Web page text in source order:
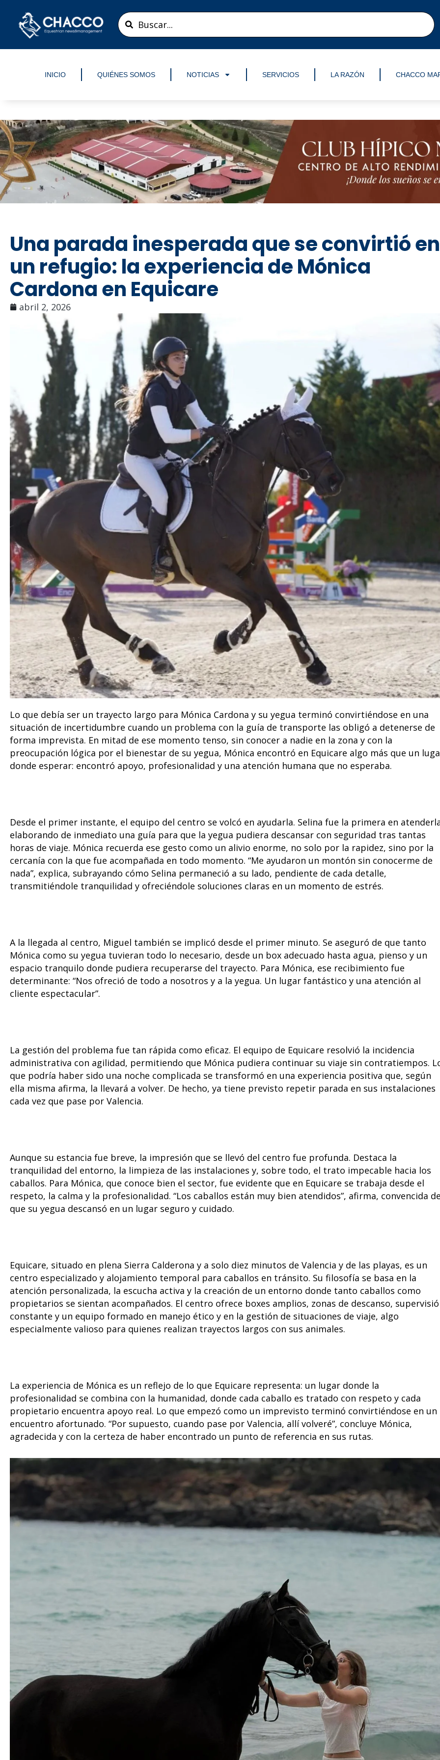
contenido
Search
...
INICIO QUIÉNES SOMOS NOTICIAS SERVICIOS LA RAZÓN CHACCO
Una parada inesperada que se convirtió en
un refugio: la experiencia de Mónica
Cardona en Equicare
abril 2, 2026
Lo que debía ser un trayecto largo para Mónica Cardona y su yegua terminó convirtiéndose en una
situación de incertidumbre cuando un problema con la guía de transporte las obligó a detenerse de
forma imprevista. En mitad de ese momento tenso, sin conocer a nadie en la zona y con la
preocupación lógica por el bienestar de su yegua, Mónica encontró en Equicare algo más que un
donde esperar: encontró apoyo, profesionalidad y una atención humana que no esperaba.
Desde el primer instante, el equipo del centro se volcó en ayudarla. Selina fue la primera en
elaborando de inmediato una guía para que la yegua pudiera descansar con seguridad tras tantas
horas de viaje. Mónica recuerda ese gesto como un alivio enorme, no solo por la rapidez, sino por la
cercanía con la que fue acompañada en todo momento. “Me ayudaron un montón sin conocerme de
nada”, explica, subrayando cómo Selina permaneció a su lado, pendiente de cada detalle,
transmitiéndole tranquilidad y ofreciéndole soluciones claras en un momento de estrés.
A la llegada al centro, Miguel también se implicó desde el primer minuto. Se aseguró de que tanto
Mónica como su yegua tuvieran todo lo necesario, desde un box adecuado hasta agua, pienso y un
espacio tranquilo donde pudiera recuperarse del trayecto. Para Mónica, ese recibimiento fue
determinante: “Nos ofreció de todo a nosotros y a la yegua. Un lugar fantástico y una atención al
cliente espectacular”.
La gestión del problema fue tan rápida como eficaz. El equipo de Equicare resolvió la incidencia
administrativa con agilidad, permitiendo que Mónica pudiera continuar su viaje sin contratiempos.
que podría haber sido una noche complicada se transformó en una experiencia positiva que, según
ella misma afirma, la llevará a volver. De hecho, ya tiene previsto repetir parada en sus instalaciones
cada vez que pase por Valencia.
Aunque su estancia fue breve, la impresión que se llevó del centro fue profunda. Destaca la
tranquilidad del entorno, la limpieza de las instalaciones y, sobre todo, el trato impecable hacia los
caballos. Para Mónica, que conoce bien el sector, fue evidente que en Equicare se trabaja desde el
respeto, la calma y la profesionalidad. “Los caballos están muy bien atendidos”, afirma, convencida
que su yegua descansó en un lugar seguro y cuidado.
Equicare, situado en plena Sierra Calderona y a solo diez minutos de Valencia y de las playas, es un
centro especializado y alojamiento temporal para caballos en tránsito. Su filosofía se basa en la
atención personalizada, la escucha activa y la creación de un entorno donde tanto caballos como
propietarios se sientan acompañados. El centro ofrece boxes amplios, zonas de descanso,
constante y un equipo formado en manejo ético y en la gestión de situaciones de viaje, algo
especialmente valioso para quienes realizan trayectos largos con sus animales.
La experiencia de Mónica es un reflejo de lo que Equicare representa: un lugar donde la
profesionalidad se combina con la humanidad, donde cada caballo es tratado con respeto y cada
propietario encuentra apoyo real. Lo que empezó como un imprevisto terminó convirtiéndose en un
encuentro afortunado. “Por supuesto, cuando pase por Valencia, allí volveré”, concluye Mónica,
agradecida y con la certeza de haber encontrado un punto de referencia en sus rutas.